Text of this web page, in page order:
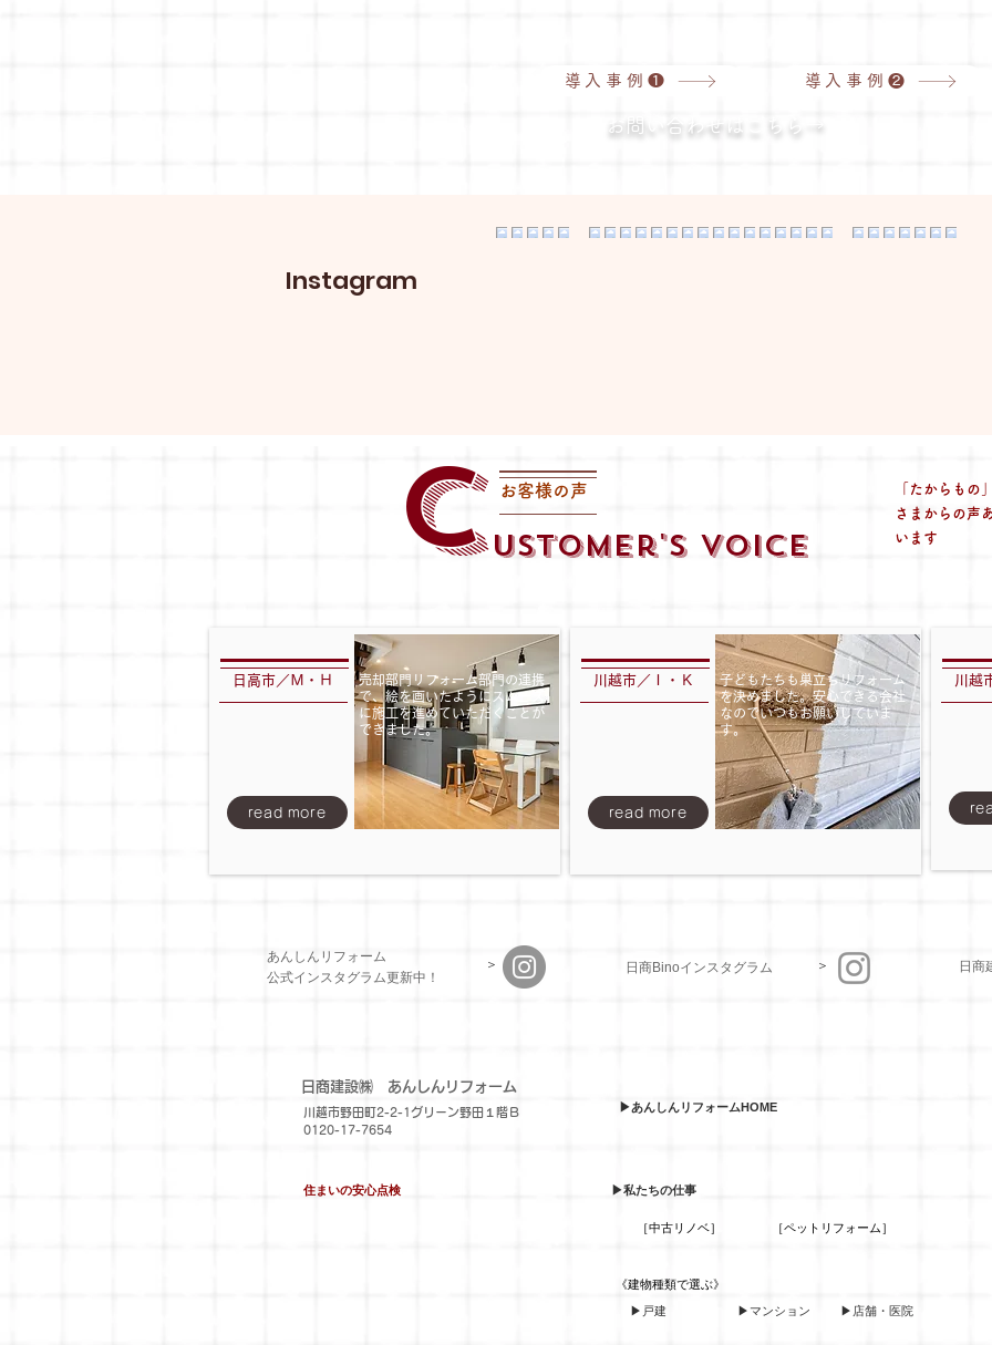
導入事例❶ 導入事例❷
お問い合わせはこちら→
Instagram
C
「たからもの
さまからの声
います
ustomer's voice
​お客様の声
日高市／Ｍ・Ｈ
read more
売却部門リフォーム部門の連携
で、絵を画いたようにスムーズ
に施工を進めていただくことが
できました。
川越市／Ｉ・Ｋ
read more
子どもたちも巣立ちリフォーム
を決めました。安心できる会社
なのでいつもお願いしていま
す。
川越
＞
あんしんリフォーム
​公式インスタグラム更新中！
日商Binoインスタグラム ＞ 日商
​日商建設㈱ あんしんリフォーム
川越市野田町2-2-1グリーン野田１階Ｂ
0120-17-7654
住まいの安心点検
▶あんしんリフォームHOME
▶私たちの仕事
［中古リノベ］ ［ペットリフォーム］
​《建物種類で選ぶ》
▶戸建
▶マンション ▶店舗・医院